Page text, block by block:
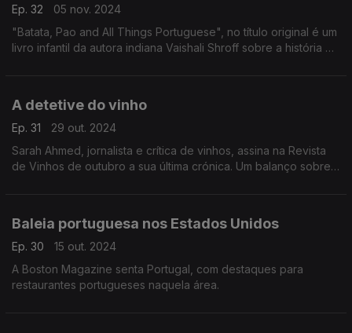
Ep. 32
05 nov. 2024
"Batata, Pao and All Things Portuguese", no título original é um
livro infantil da autora indiana Vaishali Shroff sobre a história da
A detetive do vinho
Ep. 31
29 out. 2024
Sarah Ahmed, jornalista e crítica de vinhos, assina na Revista
de Vinhos de outubro a sua última crónica. Um balanço sobre
Baleia portuguesa nos Estados Unidos
Ep. 30
15 out. 2024
A Boston Magazine senta Portugal, com destaques para
restaurantes portugueses naquela área.